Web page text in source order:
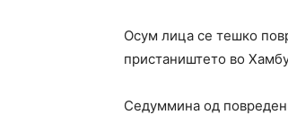
Осум лица се тешко
пристаништето во
Седуммина од